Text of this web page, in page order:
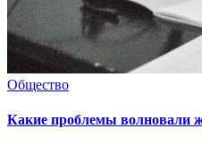
Общество
Какие проблемы волновали